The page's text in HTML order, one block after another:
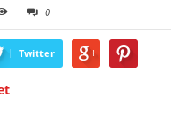
0
Twitter